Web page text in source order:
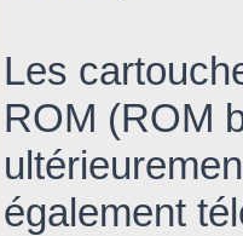
Les
ROM (ROM
également